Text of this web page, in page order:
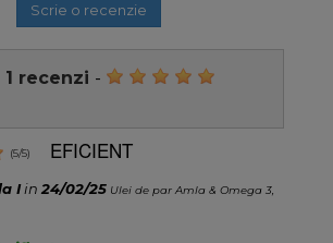
Scrie o recenzie
1 recenzi -
(5/5) EFICIENT
Iin 24/02/25 Ulei de par Amla & Omega 3,